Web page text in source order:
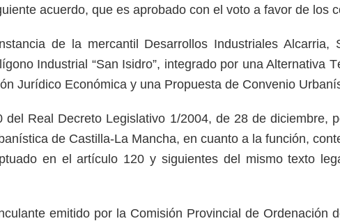
acuerdo, que es aprobado con el voto a favor de los
de la mercantil Desarrollos Industriales
Industrial “San Isidro”, integrado por una Alternativa
Jurídico Económica y una Propuesta de Convenio
Real Decreto Legislativo 1/2004, de 28 de diciembre,
de Castilla-La Mancha, en cuanto a la función,
en el artículo 120 y siguientes del mismo texto
emitido por la Comisión Provincial de Ordenación